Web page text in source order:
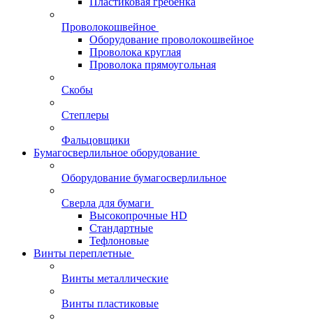
Проволокошвейное
Оборудование проволокошвейное
Проволока круглая
Проволока прямоугольная
Скобы
Степлеры
Фальцовщики
Бумагосверлильное оборудование
Оборудование бумагосверлильное
Сверла для бумаги
Высокопрочные HD
Стандартные
Тефлоновые
Винты переплетные
Винты металлические
Винты пластиковые